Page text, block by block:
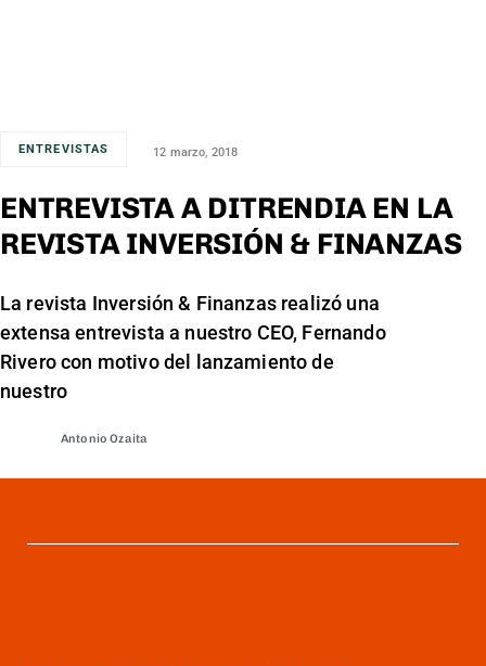
ENTREVISTAS 12 marzo, 2018
ENTREVISTA A DITRENDIA EN LA
REVISTA INVERSIÓN & FINANZAS
La revista Inversión & Finanzas realizó una
extensa entrevista a nuestro CEO, Fernando
Rivero con motivo del lanzamiento de
nuestro
Antonio Ozaita